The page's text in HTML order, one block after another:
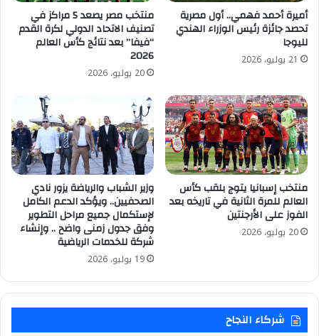
أميرة أحمد فهمي.. أول مصرية
تحصد جائزة رئيس الوزراء الهندي
لليوجا
21 يوليو، 2026
منتخب مصر يصعد 5 مراكز في
تصنيف الاتحاد الدولي لكرة القدم
“فيفا” بعد نتائج كأس العالم
2026
20 يوليو، 2026
منتخب إسبانيا يتوج بلقب كأس
العالم للمرة الثانية في تاريخه بعد
الفوز على الأرجنتين
20 يوليو، 2026
وزير الشباب والرياضة يزور نادي
الصحفيين.. ويؤكد الدعم الكامل
لإستكمال جميع مراحل التطوير
وفق جدول زمنى واضح .. وإنشاء
شركة للخدمات الرياضية
19 يوليو، 2026
شركاء النجاح